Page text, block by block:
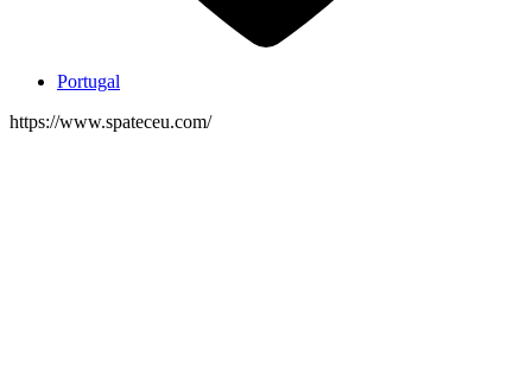
Portugal
https://www.spateceu.com/